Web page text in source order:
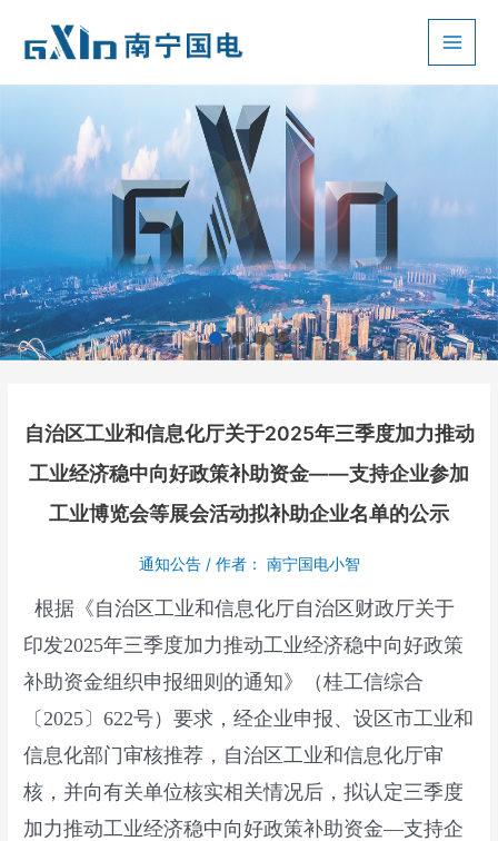
Main
自治区工业和信息化厅关于2025年三季度加力推动
工业经济稳中向好政策补助资金——支持企业参加
工业博览会等展会活动拟补助企业名单的公示
通知公告/ 作者： 南宁国电小智
根据《自治区工业和信息化厅自治区财政厅关于
印发2025年三季度加力推动工业经济稳中向好政策
补助资金组织申报细则的通知》（桂工信综合
〔2025〕622号）要求，经企业申报、设区市工业和
信息化部门审核推荐，自治区工业和信息化厅审
核，并向有关单位核实相关情况后，拟认定三季度
加力推动工业经济稳中向好政策补助资金—支持企